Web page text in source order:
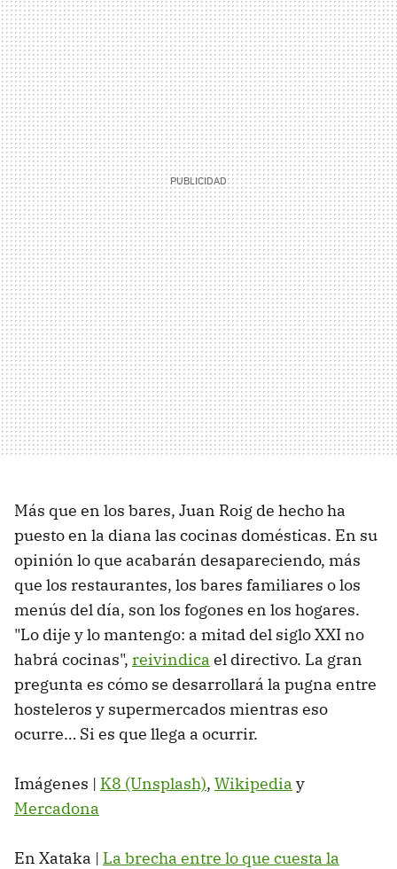
Más que en los bares, Juan Roig de hecho ha
puesto en la diana las cocinas domésticas. En su
opinión lo que acabarán desapareciendo, más
que los restaurantes, los bares familiares o los
menús del día, son los fogones en los hogares.
"Lo dije y lo mantengo: a mitad del siglo XXI no
habrá cocinas", reivindica el directivo. La gran
pregunta es cómo se desarrollará la pugna entre
hosteleros y supermercados mientras eso
ocurre… Si es que llega a ocurrir.
Imágenes | K8 (Unsplash), Wikipedia y
Mercadona
En Xataka | La brecha entre lo que cuesta la